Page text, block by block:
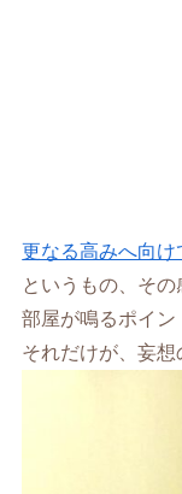
更なる高みへ向
というもの、そ
部屋が鳴るポイン
それだけが、妄想